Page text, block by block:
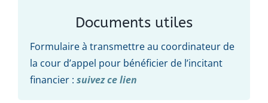
Documents utiles
Formulaire à transmettre au coordinateur de
la cour d’appel pour bénéficier de l’incitant
financier : suivez ce lien